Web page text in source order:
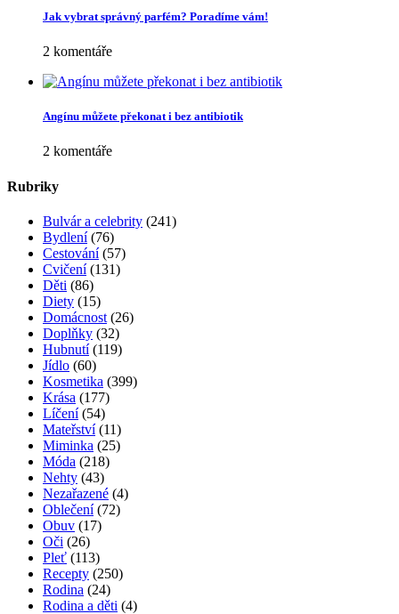
Jak vybrat správný parfém? Poradíme vám!
2 komentáře
Angínu můžete překonat i bez antibiotik
2 komentáře
Rubriky
Bulvár a celebrity (241)
Bydlení(76)
Cestování(57)
Cvičení(131)
Děti (86)
Diety (15)
Domácnost (26)
Doplňky (32)
Hubnutí(119)
Jídlo (60)
Kosmetika (399)
Krása (177)
Líčení(54)
Mateřství(11)
Miminka (25)
Móda (218)
Nehty (43)
Nezařazené (4)
Oblečení(72)
Obuv (17)
Oči (26)
Pleť (113)
Recepty (250)
Rodina (24)
Rodina a děti (4)